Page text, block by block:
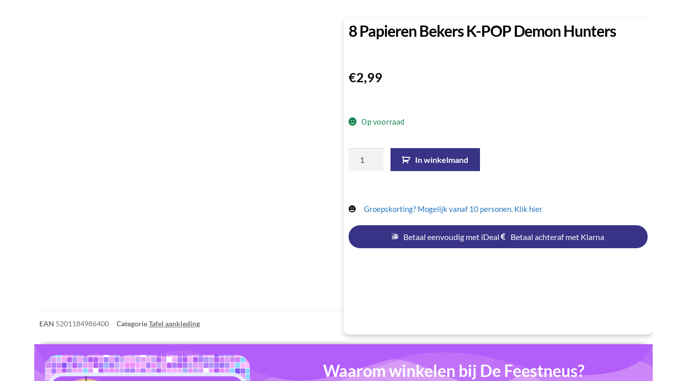
EAN 5201184986400 CategorieTafel aankleding
8 Papieren Bekers K-POP Demon Hunters
€2,99
Op voorraad
In winkelmand
Groepskorting? Mogelijk vanaf 10 personen. Klik hier
Betaal eenvoudig met iDeal Betaal achteraf met Klarna
Waarom winkelen bij De Feestneus?